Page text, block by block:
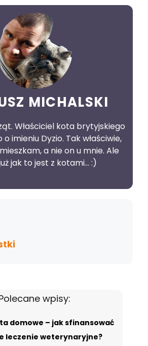
MICHALSKI
Właściciel kota brytyjskiego
o imieniu Dyzio. Tak właściwie,
a nie on u mnie. Ale
jak to jest z kotami... :)
wpisy:
domowe – jak sfinansować
leczenie weterynaryjne?